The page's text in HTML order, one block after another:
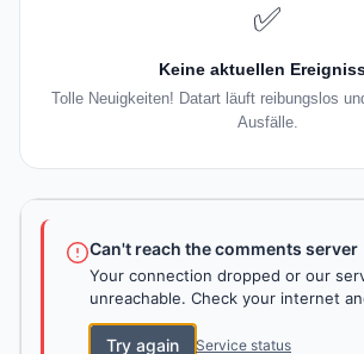
✅
Keine aktuellen
Tolle Neuigkeiten! Datart läuft reibungslos
Ausfälle.
Can't reach the comments server
Your connection dropped or our
unreachable. Check your internet
Try again Service status